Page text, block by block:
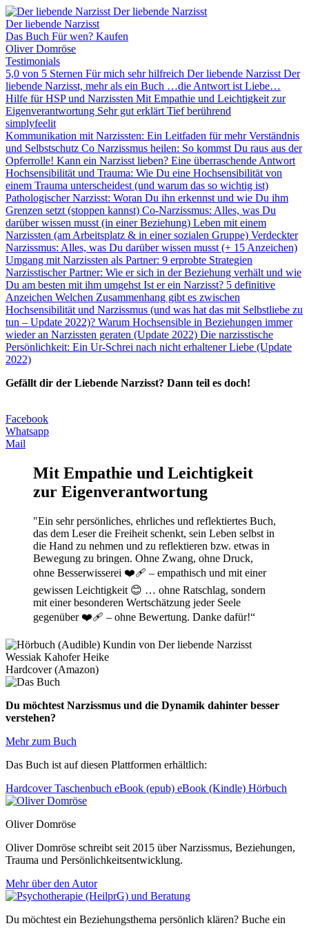
Der liebende Narzisst
Der liebende Narzisst
Das Buch Für wen? Kaufen
Oliver Domröse
Testimonials
5,0 von 5 Sternen Für mich sehr hilfreich Der liebende Narzisst Der
liebende Narzisst, mehr als ein Buch …die Antwort ist Liebe…
Hilfe für HSP und Narzissten Mit Empathie und Leichtigkeit zur
Eigenverantwortung Sehr gut erklärt Tief berührend
simplyfeelit
Kommunikation mit Narzissten: Ein Leitfaden für mehr Verständnis
und Selbstschutz Co Narzissmus heilen: So kommst Du raus aus der
Opferrolle! Kann ein Narzisst lieben? Eine überraschende Antwort
Hochsensibilität und Trauma: Wie Du eine Hochsensibilität von
einem Trauma unterscheidest (und warum das so wichtig ist)
Pathologischer Narzisst: Woran Du ihn erkennst und wie Du ihm
Grenzen setzt (stoppen kannst) Co-Narzissmus: Alles, was Du
darüber wissen musst (in einer Beziehung) Leben mit einem
Narzissten (am Arbeitsplatz & in einer sozialen Gruppe) Verdeckter
Narzissmus: Alles, was Du darüber wissen musst (+ 15 Anzeichen)
Umgang mit Narzissten als Partner: 9 erprobte Strategien
Narzisstischer Partner: Wie er sich in der Beziehung verhält und wie
Du am besten mit ihm umgehst Ist er ein Narzisst? 5 definitive
Anzeichen Welchen Zusammenhang gibt es zwischen
Hochsensibilität und Narzissmus (und was hat das mit Selbstliebe zu
tun – Update 2022)? Warum Hochsensible in Beziehungen immer
wieder an Narzissten geraten (Update 2022) Die narzisstische
Persönlichkeit: Ein Ur-Schrei nach nicht erhaltener Liebe (Update
2022)
Gefällt dir der Liebende Narzisst? Dann teil es doch!
Facebook
Whatsapp
Mail
Mit Empathie und Leichtigkeit
zur Eigenverantwortung
"Ein sehr persönliches, ehrliches und reflektiertes Buch,
das dem Leser die Freiheit schenkt, sein Leben selbst in
die Hand zu nehmen und zu reflektieren bzw. etwas in
Bewegung zu bringen. Ohne Zwang, ohne Druck,
ohne Besserwisserei ❤️‍🩹 – empathisch und mit einer
gewissen Leichtigkeit 😊 … ohne Ratschlag, sondern
mit einer besonderen Wertschätzung jeder Seele
gegenüber ❤️‍🩹 – ohne Bewertung. Danke dafür!“
Wessiak Kahofer Heike
Hardcover (Amazon)
Du möchtest Narzissmus und die Dynamik dahinter besser
verstehen?
Mehr zum Buch
Das Buch ist auf diesen Plattformen erhältlich:
HardcoverTaschenbuch eBook (epub) eBook (Kindle) Hörbuch
Oliver Domröse
Oliver Domröse schreibt seit 2015 über Narzissmus, Beziehungen,
Trauma und Persönlichkeitsentwicklung.
Mehr über den Autor
Du möchtest ein Beziehungsthema persönlich klären? Buche ein